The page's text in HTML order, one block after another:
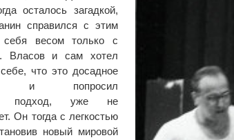
осталось загадкой,
справился с этим
весом только с
Власов и сам хотел
что это досадное
и попросил
подход, уже не
Он тогда с легкостью
новый мировой